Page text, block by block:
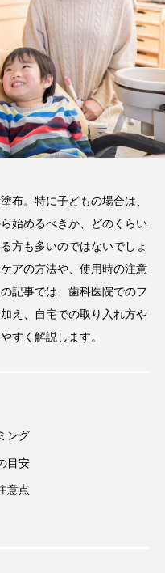
布。特に子どもの場合は、
始めるべきか、どのくらい
方も多いのではないでしょ
アの方法や、使用時の注意
記事では、歯科医院でのフ
え、自宅での取り入れ方や
すく解説します。
ング
目安
意点